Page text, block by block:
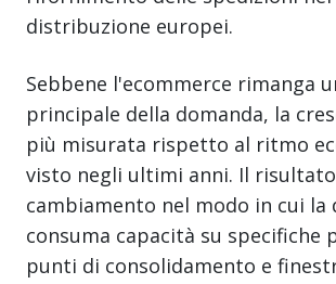
distribuzione europei.
Sebbene l'ecommerce rimanga
principale della domanda, la
più misurata rispetto al ritmo
visto negli ultimi anni. Il
cambiamento nel modo in cui la
consuma capacità su specifiche
punti di consolidamento e